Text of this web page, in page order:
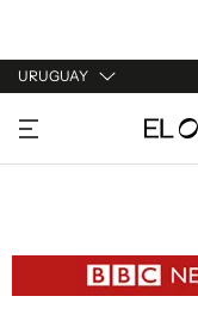
URUGUAY
URUGUAY
ARGENTINA
ESTADOS UNIDOS